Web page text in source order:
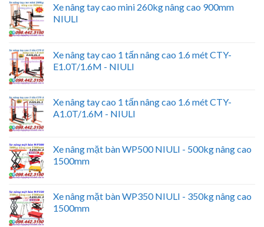
Xe nâng tay cao mini 260kg nâng cao 900mm
NIULI
Xe nâng tay cao 1 tấn nâng cao 1.6 mét CTY-
E1.0T/1.6M - NIULI
Xe nâng tay cao 1 tấn nâng cao 1.6 mét CTY-
A1.0T/1.6M - NIULI
Xe nâng mặt bàn WP500 NIULI - 500kg nâng cao
1500mm
Xe nâng mặt bàn WP350 NIULI - 350kg nâng cao
1500mm